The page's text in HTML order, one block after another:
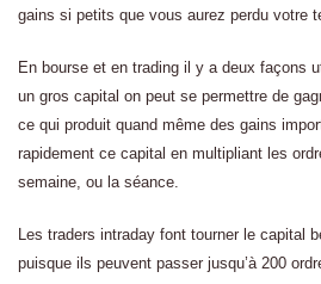
gains si petits que vous aurez perdu votre
En bourse et en trading il y a deux façons
un gros capital on peut se permettre de
ce qui produit quand même des gains
rapidement ce capital en multipliant les
semaine, ou la séance.
Les traders intraday font tourner le capital
puisque ils peuvent passer jusqu’à 200